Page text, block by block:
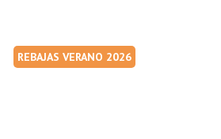
REBAJAS VERANO 2026